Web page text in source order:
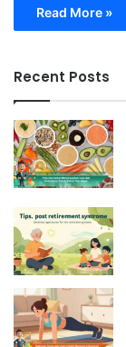
Read More »
Recent Posts